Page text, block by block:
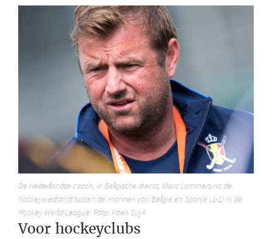
De Nederlandse coach, in Belgische dienst, Marc Lammers na de
hockeywedstrijd tussen de mannen van Belgie en Spanje (1-1) in de
Hockey World League. Foto: Koen Suyk
Voor hockeyclubs